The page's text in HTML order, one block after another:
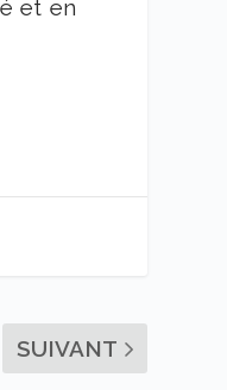
et en
SUIVANT